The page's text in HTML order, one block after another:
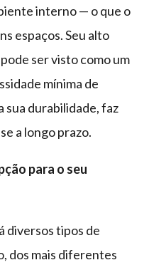
interno — o que o
espaços. Seu alto
ser visto como um
mínima de
sua durabilidade, faz
a longo prazo.
para o seu
diversos tipos de
dos mais diferentes